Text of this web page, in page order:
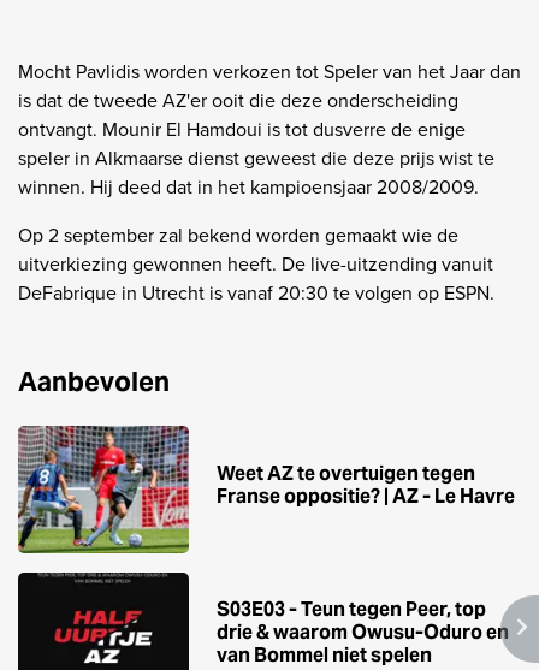
Mocht Pavlidis worden verkozen tot Speler van het Jaar dan
is dat de tweede AZ'er ooit die deze onderscheiding
ontvangt. Mounir El Hamdoui is tot dusverre de enige
speler in Alkmaarse dienst geweest die deze prijs wist te
winnen. Hij deed dat in het kampioensjaar 2008/2009.
Op 2 september zal bekend worden gemaakt wie de
uitverkiezing gewonnen heeft. De live-uitzending vanuit
DeFabrique in Utrecht is vanaf 20:30 te volgen op ESPN.
Aanbevolen
Weet AZ te overtuigen tegen
Franse oppositie? | AZ - Le Havre
S03E03 - Teun tegen Peer, top
drie & waarom Owusu-Oduro en
van Bommel niet spelen